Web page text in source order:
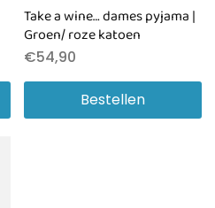
Take a wine… dames pyjama |
Groen/ roze katoen
€54,90
Bestellen